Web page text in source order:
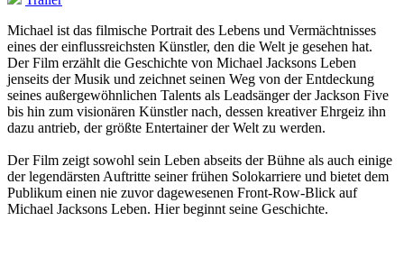
Michael ist das filmische Portrait des Lebens und Vermächtnisses
eines der einflussreichsten Künstler, den die Welt je gesehen hat.
Der Film erzählt die Geschichte von Michael Jacksons Leben
jenseits der Musik und zeichnet seinen Weg von der Entdeckung
seines außergewöhnlichen Talents als Leadsänger der Jackson Five
bis hin zum visionären Künstler nach, dessen kreativer Ehrgeiz ihn
dazu antrieb, der größte Entertainer der Welt zu werden.
Der Film zeigt sowohl sein Leben abseits der Bühne als auch einige
der legendärsten Auftritte seiner frühen Solokarriere und bietet dem
Publikum einen nie zuvor dagewesenen Front-Row-Blick auf
Michael Jacksons Leben. Hier beginnt seine Geschichte.